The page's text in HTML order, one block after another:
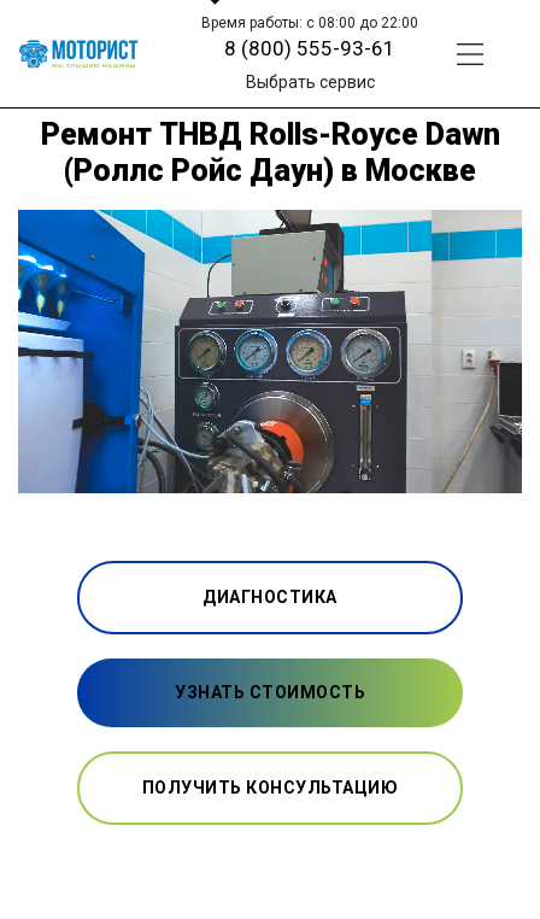
Время работы: с 08:00 до 22:00
8 (800) 555-93-61
Выбрать сервис
Ремонт ТНВД Rolls-Royce Dawn
(Роллс Ройс Даун) в Москве
ДИАГНОСТИКА
УЗНАТЬ СТОИМОСТЬ
ПОЛУЧИТЬ КОНСУЛЬТАЦИЮ